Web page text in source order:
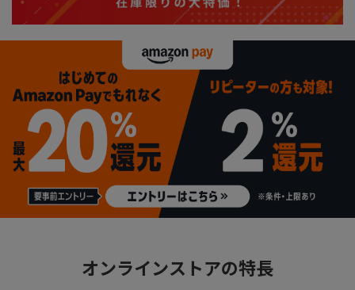
オンラインストアの特長